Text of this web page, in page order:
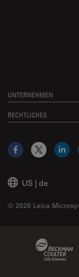
UNTERNEHMEN
RECHTLICHES
US | de
© 2026 Leica
Facebook
X